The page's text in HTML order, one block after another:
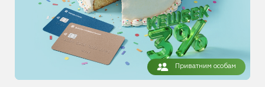
Приватним особам